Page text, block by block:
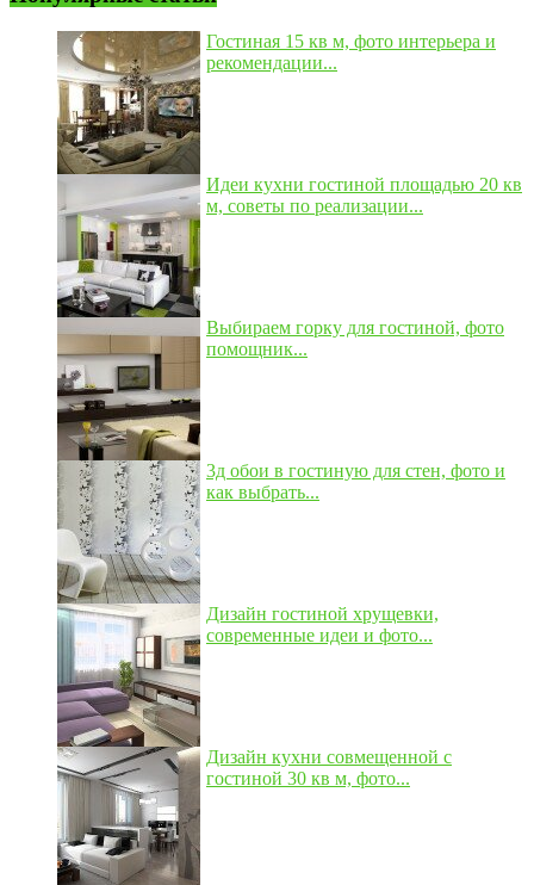
Гостиная 15 кв м, фото интерьера и
рекомендации...
Идеи кухни гостиной площадью 20 кв
м, советы по реализации...
Выбираем горку для гостиной, фото
помощник...
3д обои в гостиную для стен, фото и
как выбрать...
Дизайн гостиной хрущевки,
современные идеи и фото...
Дизайн кухни совмещенной с
гостиной 30 кв м, фото...